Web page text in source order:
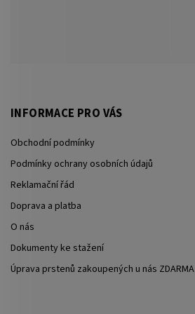
INFORMACE PRO VÁS
Obchodní podmínky
Podmínky ochrany osobních údajů
Reklamační řád
Doprava a platba
O nás
Dokumenty ke stažení
Úprava prstenů zakoupených u nás ZDARMA